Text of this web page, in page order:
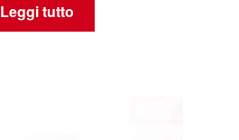
Leggi tutto